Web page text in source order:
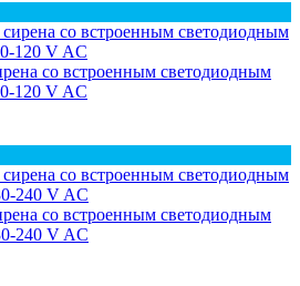
со встроенным светодиодным
120 V AC
со встроенным светодиодным
240 V AC